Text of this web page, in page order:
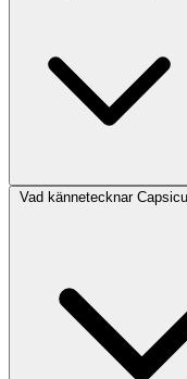
Vad kännetecknar